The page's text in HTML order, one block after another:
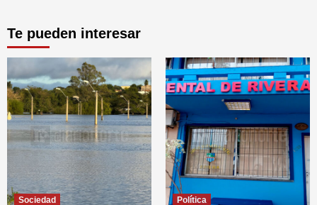
Te pueden interesar
Sociedad Política